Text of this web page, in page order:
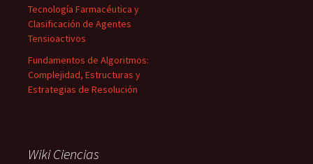
Tecnología Farmacéutica y
Clasificación de Agentes
Tensioactivos
Fundamentos de Algoritmos:
Complejidad, Estructuras y
Estrategias de Resolución
Wiki Ciencias